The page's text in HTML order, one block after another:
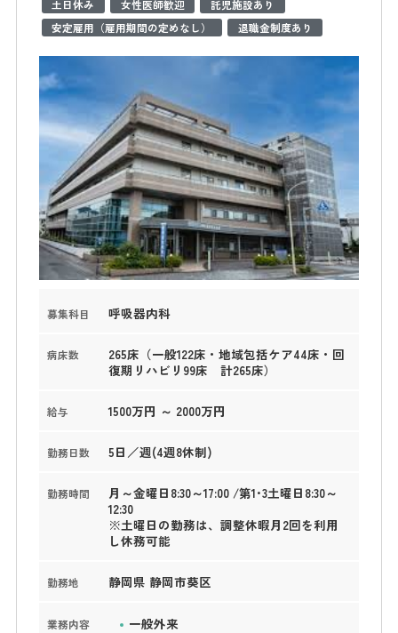
土日休み 女性医師歓迎
託児施設あり
安定雇用（雇用期間の定めなし）
退職金制度あり
募集科目 呼吸器内科
病床数
265床（一般122床・地域包括ケア44床・回
復期リハビリ99床 計265床）
給与 1500万円 ～ 2000万円
勤務日数 5日／週(4週8休制)
勤務時間
月～金曜日8:30～17:00 /第1･3土曜日8:30～
12:30
※土曜日の勤務は、調整休暇月2回を利用
し休務可能
勤務地 静岡県 静岡市葵区
業務内容
一般外来